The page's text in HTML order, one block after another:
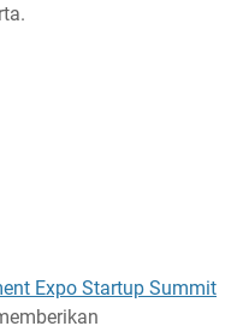
Expo Startup Summit